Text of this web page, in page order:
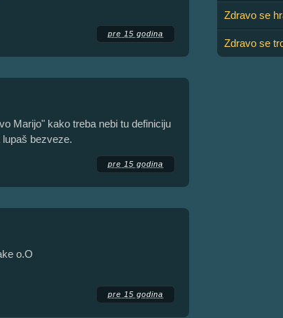
pre 15 godina
Marijo" kako treba nebi tu definiciju
bezveze.
pre 15 godina
o.O
pre 15 godina
Zdravo se
Zdravo se